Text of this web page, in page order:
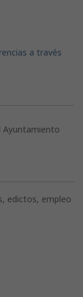
a través
Ayuntamiento
edictos, empleo